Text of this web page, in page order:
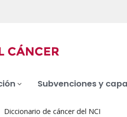
Subvenciones y
Diccionario de cáncer del NCI